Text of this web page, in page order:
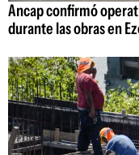
Ancap confirmó
durante las obras en